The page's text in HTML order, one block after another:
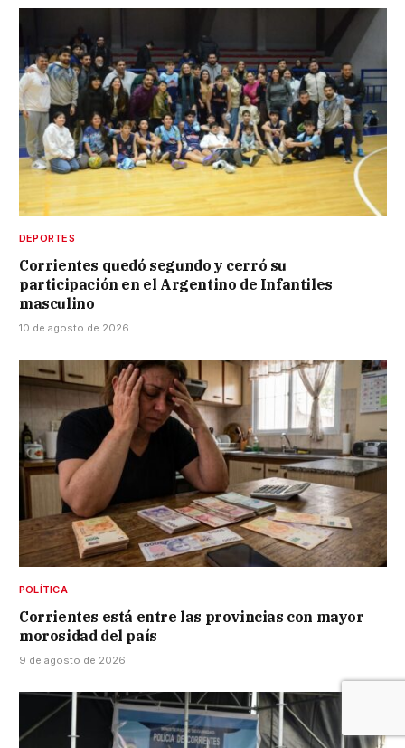
DEPORTES
Corrientes quedó segundo y cerró su
participación en el Argentino de Infantiles
masculino
10 de agosto de 2026
POLÍTICA
Corrientes está entre las provincias con mayor
morosidad del país
9 de agosto de 2026